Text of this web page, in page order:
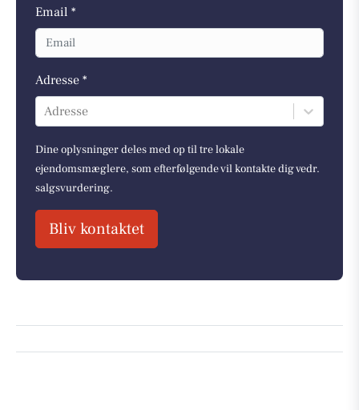
Email *
Adresse *
Adresse
Dine oplysninger deles med op til tre lokale
ejendomsmæglere, som efterfølgende vil kontakte dig vedr.
salgsvurdering.
Bliv kontaktet